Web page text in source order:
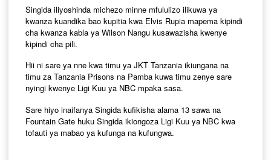
Singida iliyoshinda michezo minne mfululizo ilikuwa ya
kwanza kuandika bao kupitia kwa Elvis Rupia mapema kipindi
cha kwanza kabla ya Wilson Nangu kusawazisha kwenye
kipindi cha pili.
Hii ni sare ya nne kwa timu ya JKT Tanzania ikiungana na
timu za Tanzania Prisons na Pamba kuwa timu zenye sare
nyingi kwenye Ligi Kuu ya NBC mpaka sasa.
Sare hiyo inaifanya Singida kufikisha alama 13 sawa na
Fountain Gate huku Singida ikiongoza Ligi Kuu ya NBC kwa
tofauti ya mabao ya kufunga na kufungwa.